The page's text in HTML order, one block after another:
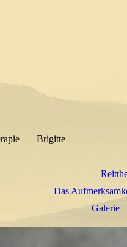
Brigitte
Das
Galerie